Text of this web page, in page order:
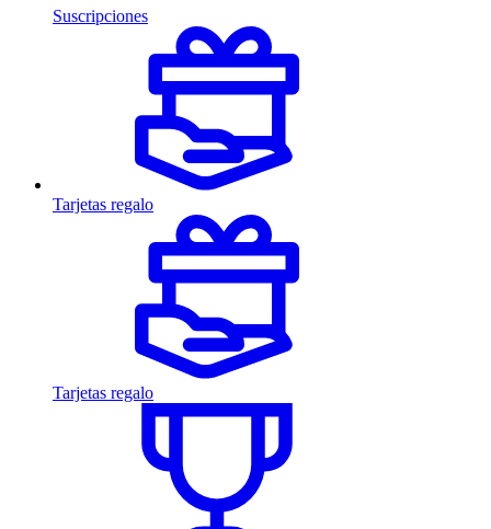
Suscripciones
Tarjetas regalo
Tarjetas regalo